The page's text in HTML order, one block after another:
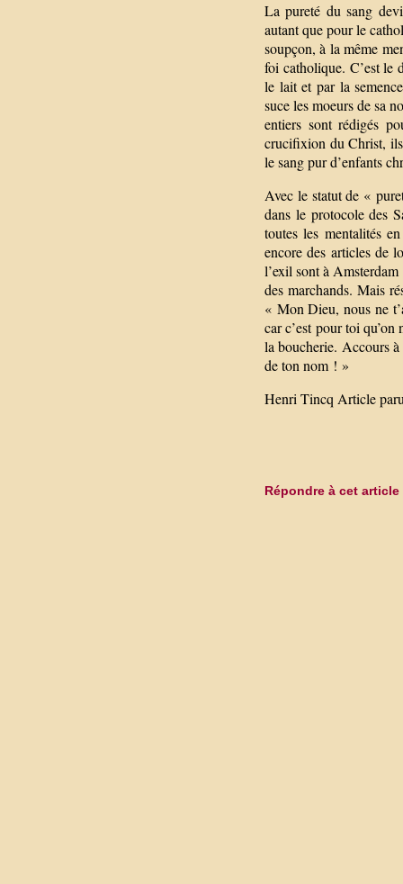
La pureté du sang
autant que pour le
soupçon, à la même
foi catholique. C’est le
le lait et par la
suce les moeurs de sa
entiers sont rédigés
crucifixion du Christ, ils
le sang pur d’enfants
Avec le statut de «
dans le protocole des
toutes les mentalités
encore des articles de
l’exil sont à
des marchands. Mais
« Mon Dieu, nous ne
car c’est pour toi
la boucherie. Accours
de ton nom ! »
Henri Tincq Article
Répondre à cet article